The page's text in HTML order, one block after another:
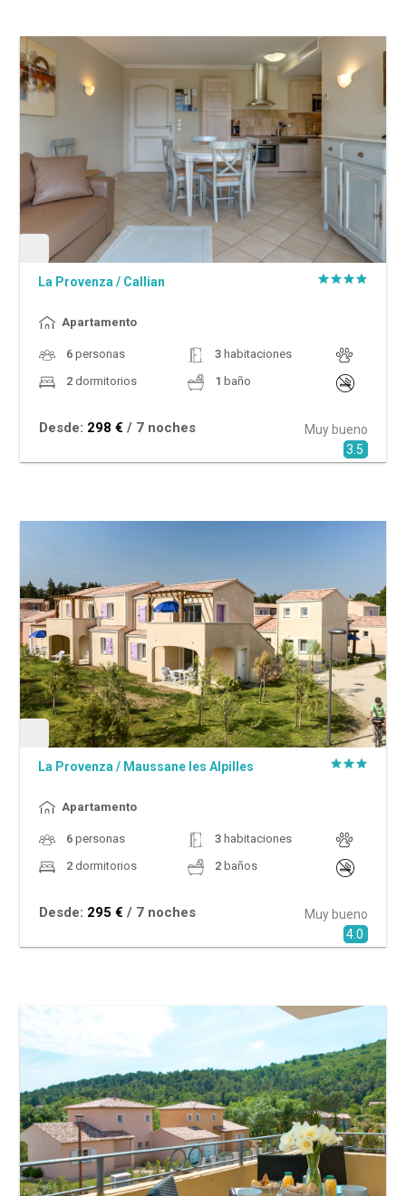
La Provenza / Callian
Apartamento
6personas 3habitaciones
2dormitorios 1 baño
Desde: 298 € / 7 noches
Muy bueno
3.5
La Provenza / Maussane les Alpilles
Apartamento
6personas 3habitaciones
2dormitorios 2baños
Desde: 295 € / 7 noches
Muy bueno
4.0